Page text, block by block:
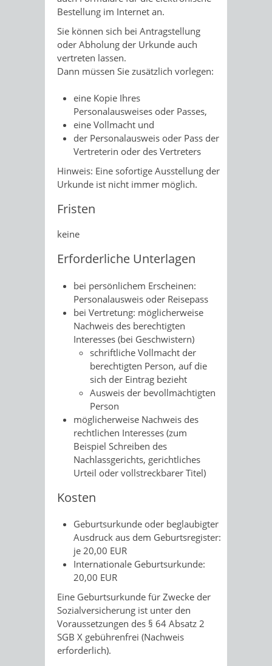
Bestellung im Internet an.
Sie können sich bei Antragstellung
oder Abholung der Urkunde auch
vertreten lassen.
Dann müssen Sie zusätzlich vorlegen:
eine Kopie Ihres
Personalausweises oder Passes,
eine Vollmacht und
der Personalausweis oder Pass der
Vertreterin oder des Vertreters
Hinweis: Eine sofortige Ausstellung der
Urkunde ist nicht immer möglich.
Fristen
keine
Erforderliche Unterlagen
bei persönlichem Erscheinen:
Personalausweis oder Reisepass
bei Vertretung: möglicherweise
Nachweis des berechtigten
Interesses (bei Geschwistern)
schriftliche Vollmacht der
berechtigten Person, auf die
sich der Eintrag bezieht
Ausweis der bevollmächtigten
Person
möglicherweise Nachweis des
rechtlichen Interesses (zum
Beispiel Schreiben des
Nachlassgerichts, gerichtliches
Urteil oder vollstreckbarer Titel)
Kosten
Geburtsurkunde oder beglaubigter
Ausdruck aus dem Geburtsregister:
je 20,00 EUR
Internationale Geburtsurkunde:
20,00 EUR
Eine Geburtsurkunde für Zwecke der
Sozialversicherung ist unter den
Voraussetzungen des § 64 Absatz 2
SGB X gebührenfrei (Nachweis
erforderlich).